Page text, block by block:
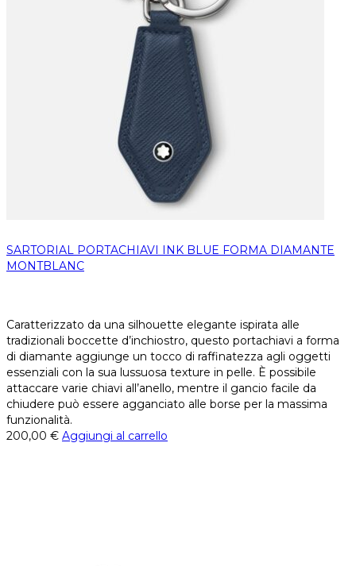
SARTORIAL PORTACHIAVI INK BLUE FORMA DIAMANTE
MONTBLANC
Caratterizzato da una silhouette elegante ispirata alle
tradizionali boccette d’inchiostro, questo portachiavi a forma
di diamante aggiunge un tocco di raffinatezza agli oggetti
essenziali con la sua lussuosa texture in pelle. È possibile
attaccare varie chiavi all’anello, mentre il gancio facile da
chiudere può essere agganciato alle borse per la massima
funzionalità.
200,00 € Aggiungi al carrello